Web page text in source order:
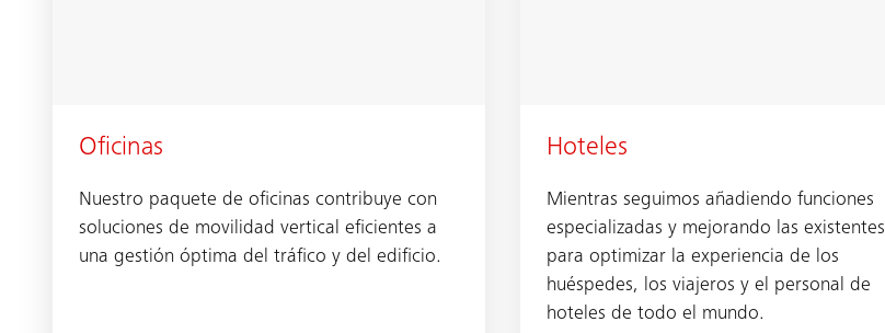
Oficinas
Nuestro paquete de oficinas contribuye con
soluciones de movilidad vertical eficientes a
una gestión óptima del tráfico y del edificio.
Hoteles
Mientras seguimos añadiendo funciones
especializadas y mejorando las existentes
para optimizar la experiencia de los
huéspedes, los viajeros y el personal de
hoteles de todo el mundo.